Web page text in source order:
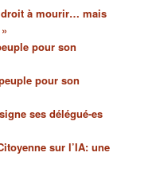
droit à mourir… mais
pour son
pour son
ses délégué-es
sur l’IA: une